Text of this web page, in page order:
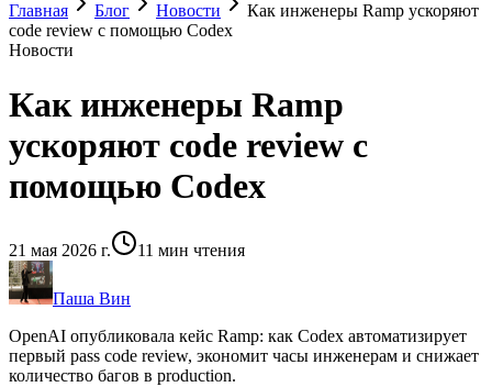
Главная Блог Новости
Как инженеры Ramp ускоряют
code review с помощью Codex
Новости
Как инженеры Ramp
ускоряют code review с
помощью Codex
21 мая 2026 г. 11 мин чтения
Паша Вин
OpenAI опубликовала кейс Ramp: как Codex автоматизирует
первый pass code review, экономит часы инженерам и снижает
количество багов в production.